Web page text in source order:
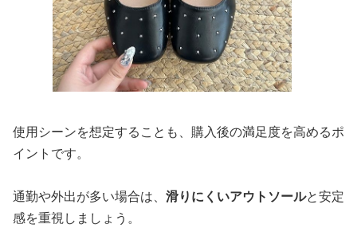
使用シーンを想定することも、購入後の満足度を高めるポ
イントです。
通勤や外出が多い場合は、 滑りにくいアウトソールと安定
感を重視しましょう。